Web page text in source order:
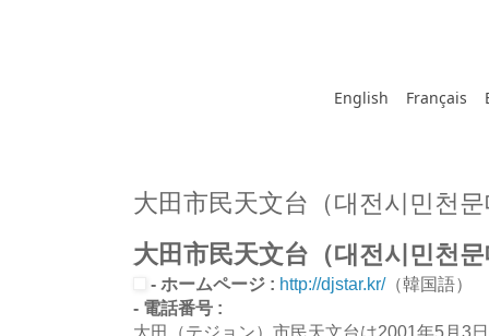
English Français
大田市民天文台（대전시민천
大田市民天文台（대전시민천
- ホームページ : http://djstar.kr/（韓国語）
- 電話番号 :
大田（テジョン）市民天文台は2001年5月3